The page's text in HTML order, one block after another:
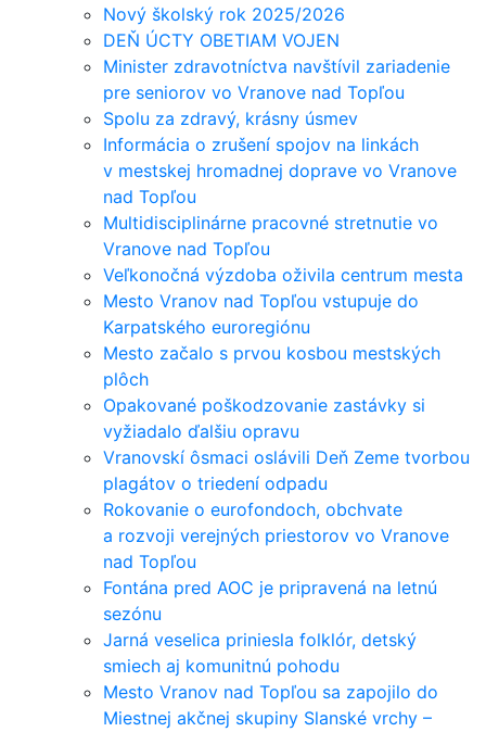
Nový školský rok 2025/2026
DEŇ ÚCTY OBETIAM VOJEN
Minister zdravotníctva navštívil zariadenie
pre seniorov vo Vranove nad Topľou
Spolu za zdravý, krásny úsmev
Informácia o zrušení spojov na linkách
v mestskej hromadnej doprave vo Vranove
nad Topľou
Multidisciplinárne pracovné stretnutie vo
Vranove nad Topľou
Veľkonočná výzdoba oživila centrum mesta
Mesto Vranov nad Topľou vstupuje do
Karpatského euroregiónu
Mesto začalo s prvou kosbou mestských
plôch
Opakované poškodzovanie zastávky si
vyžiadalo ďalšiu opravu
Vranovskí ôsmaci oslávili Deň Zeme tvorbou
plagátov o triedení odpadu
Rokovanie o eurofondoch, obchvate
a rozvoji verejných priestorov vo Vranove
nad Topľou
Fontána pred AOC je pripravená na letnú
sezónu
Jarná veselica priniesla folklór, detský
smiech aj komunitnú pohodu
Mesto Vranov nad Topľou sa zapojilo do
Miestnej akčnej skupiny Slanské vrchy –